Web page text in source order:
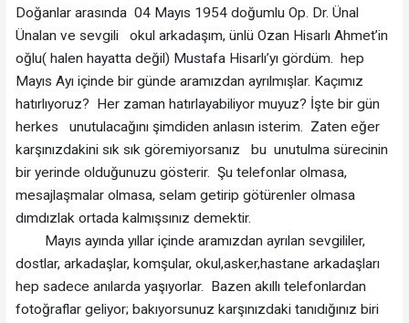
Doğanlar arasında 04 Mayıs 1954 doğumlu Op. Dr. Ünal
Ünalan ve sevgili okul arkadaşım, ünlü Ozan Hisarlı Ahmet’in
oğlu( halen hayatta değil) Mustafa Hisarlı’yı gördüm. hep
Mayıs Ayı içinde bir günde aramızdan ayrılmışlar. Kaçımız
hatırlıyoruz? Her zaman hatırlayabiliyor muyuz? İşte bir gün
herkes unutulacağını şimdiden anlasın isterim. Zaten eğer
karşınızdakini sık sık göremiyorsanız bu unutulma sürecinin
bir yerinde olduğunuzu gösterir. Şu telefonlar olmasa,
mesajlaşmalar olmasa, selam getirip götürenler olmasa
dımdızlak ortada kalmışsınız demektir.
Mayıs ayında yıllar içinde aramızdan ayrılan sevgililer,
dostlar, arkadaşlar, komşular, okul,asker,hastane arkadaşları
hep sadece anılarda yaşıyorlar. Bazen akıllı telefonlardan
fotoğraflar geliyor; bakıyorsunuz karşınızdaki tanıdığınız biri